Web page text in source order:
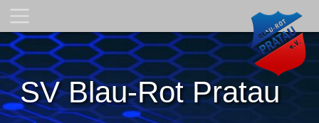
SV Blau-Rot Pratau